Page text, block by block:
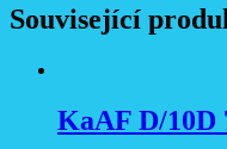
Související
KaAF D/10D